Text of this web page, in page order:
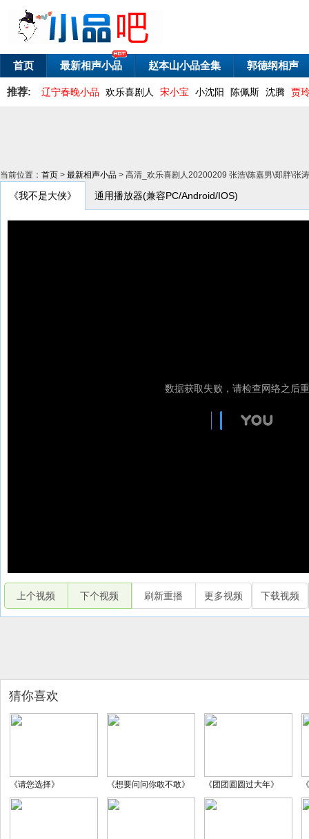
首页 最新相声小品 赵本山小品全集 郭德纲相声
推荐: 辽宁春晚小品 欢乐喜剧人 宋小宝 小沈阳 陈佩斯 沈腾 贾
当前位置： 首页 > 最新相声小品 > 高清_欢乐喜剧人20200209 张浩\陈嘉男\郑胖\张
《我不是大侠》 通用播放器(兼容PC/Android/IOS)
上个视频 下个视频 刷新重播 更多视频 下载视频
猜你喜欢
《请您选择》 《想要问问你敢不敢》 《团团圆圆过大年》